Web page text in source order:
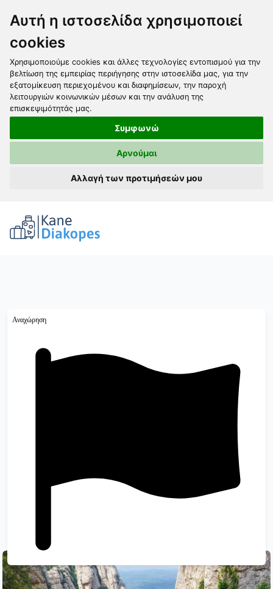
Αυτή η ιστοσελίδα χρησιμοποιεί
cookies
Χρησιμοποιούμε cookies και άλλες τεχνολογίες εντοπισμού για την
βελτίωση της εμπειρίας περιήγησης στην ιστοσελίδα μας, για την
εξατομίκευση περιεχομένου και διαφημίσεων, την παροχή
λειτουργιών κοινωνικών μέσων και την ανάλυση της
επισκεψιμότητάς μας.
Συμφωνώ
Αρνούμαι
Αλλαγή των προτιμήσεών μου